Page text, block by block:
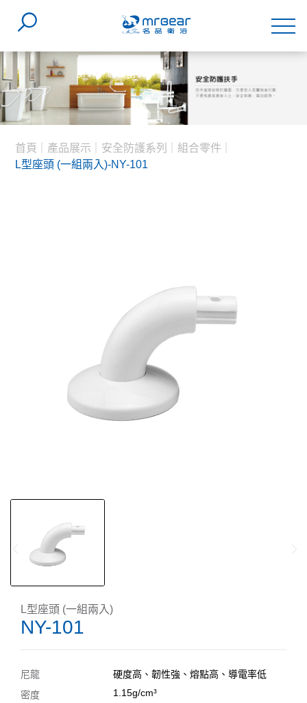
首頁 產品展示 安全防護系列
組合零件
L型座頭 (一組兩入)-NY-101
L型座頭 (一組兩入)
NY-101
尼龍
硬度高、韌性強、熔點高、導電率低
密度
1.15g/cm³